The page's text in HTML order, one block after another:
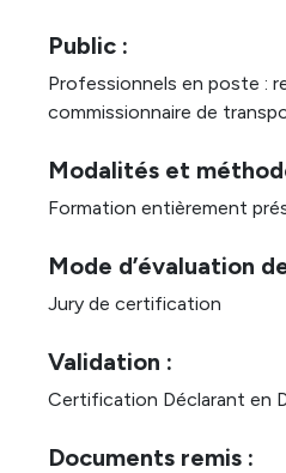
Public :
Professionnels en poste :
commissionnaire de
Modalités et
Formation entièrement
Mode d’évaluation
Jury de certification
Validation :
Certification Déclarant en
Documents remis :